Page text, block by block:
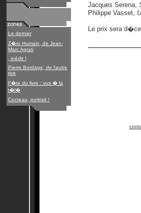
Le dernier
Z�ro Humain, de Jean-
Marc Agrati
, inédit !
Pierre Bordage, de l'autre
rive
F�te du livre : vus � la
t�l�
Cocteau, portrait !
Jacques Serena,
Philippe Vasset,
Le prix sera